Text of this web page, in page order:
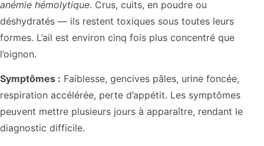
anémie hémolytique. Crus, cuits, en poudre ou
déshydratés — ils restent toxiques sous toutes leurs
formes. L’ail est environ cinq fois plus concentré que
l’oignon.
Symptômes : Faiblesse, gencives pâles, urine foncée,
respiration accélérée, perte d’appétit. Les symptômes
peuvent mettre plusieurs jours à apparaître, rendant le
diagnostic difficile.